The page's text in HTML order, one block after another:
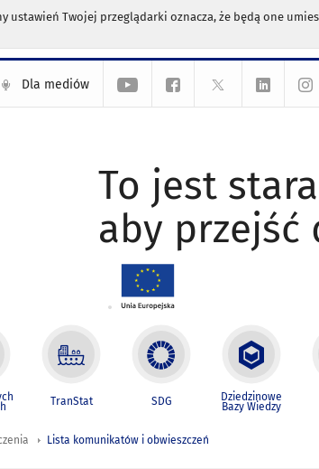
ustawień Twojej przeglądarki oznacza, że będą one
Dla mediów
To jest
aby przejść
TranStat SDG Dziedzinowe
Bazy Wiedzy
Lista komunikatów i obwieszczeń